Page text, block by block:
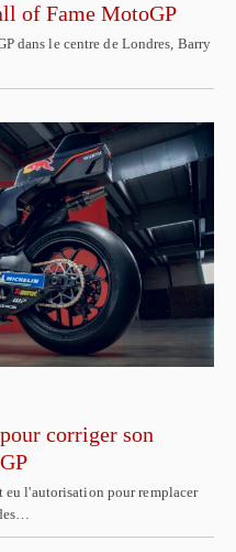
of Fame MotoGP
dans le centre de Londres, Barry
corriger son
l'autorisation pour remplacer